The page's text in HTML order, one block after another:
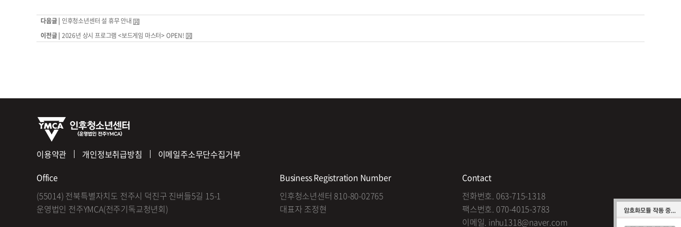
다음글 | 인후청소년센터 설 휴무 안내
이전글 | 2026년 상시 프로그램 <보드게임 마스터> OPEN!
이용약관 개인정보취급방침
이메일주소무단수집거부
Office
(55014) 전북특별자치도 전주시 덕진구 진버들5길 15-1
운영법인 전주YMCA(전주기독교청년회)
Business Registration Number
인후청소년센터 810-80-02765
대표자 조정현
Contact
전화번호. 063-715-1318
팩스번호. 070-4015-3783
이메일. inhu1318@naver.com